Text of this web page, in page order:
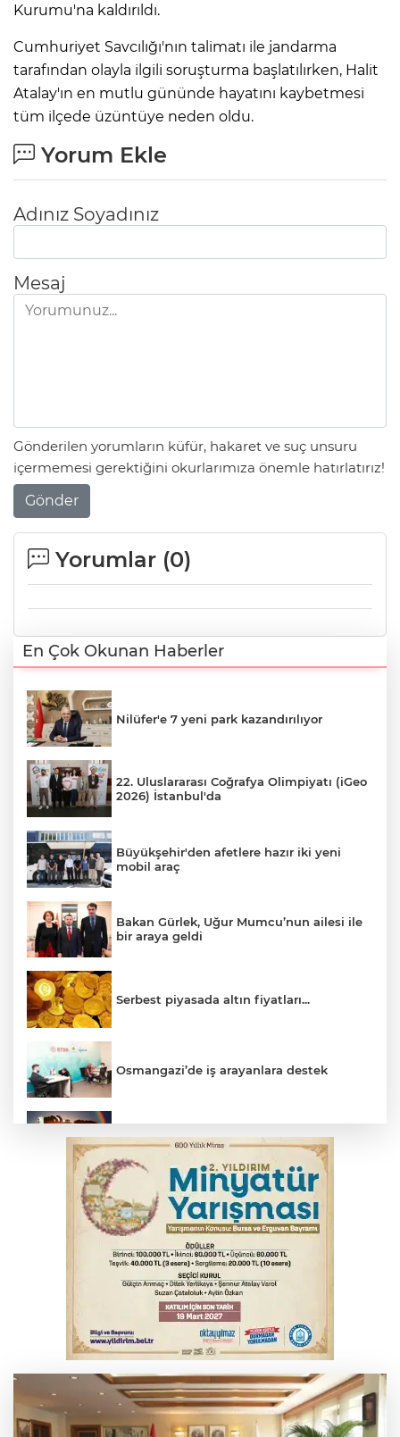
Kurumu'na kaldırıldı.
Cumhuriyet Savcılığı'nın talimatı ile jandarma
tarafından olayla ilgili soruşturma başlatılırken, Halit
Atalay'ın en mutlu gününde hayatını kaybetmesi
tüm ilçede üzüntüye neden oldu.
Yorum Ekle
Adınız Soyadınız
Mesaj
Gönderilen yorumların küfür, hakaret ve suç unsuru
içermemesi gerektiğini okurlarımıza önemle hatırlatırız!
Gönder
Yorumlar (0)
En Çok Okunan Haberler
Nilüfer'e 7 yeni park kazandırılıyor
22. Uluslararası Coğrafya Olimpiyatı (iGeo
2026) İstanbul'da
Büyükşehir'den afetlere hazır iki yeni
mobil araç
Bakan Gürlek, Uğur Mumcu’nun ailesi ile
bir araya geldi
Serbest piyasada altın fiyatları...
Osmangazi’de iş arayanlara destek
Bursa’da bugün hava nasıl olacak?
YENİ Parti Genel Başkanı Özel'den
Çerçeve Yasa yorumu
Yargıtay’dan primle çalışanlara müjde
MSB: YAŞ kararları devletimize ve
milletimize hayırlı olsun